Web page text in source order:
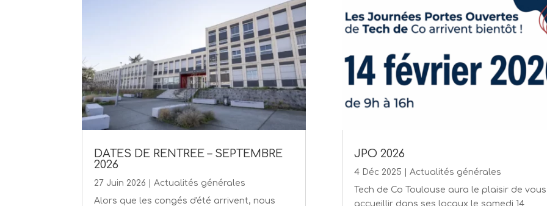
DATES DE RENTREE – SEPTEMBRE
2026
27 Juin 2026 |Actualités générales
Alors que les congés d'été arrivent, nous
JPO 2026
4 Déc 2025
Actualités générales
Tech de Co Toulouse aura le plaisir de vous
accueillir dans ses locaux le samedi 14